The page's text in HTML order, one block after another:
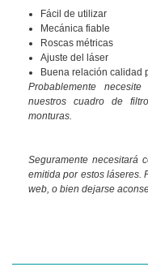
Fácil de utilizar
Mecánica fiable
Roscas métricas
Ajuste del láser
Buena relación calidad
Probablemente
nuestros cuadro de
monturas.
Seguramente necesitará
emitida por estos láseres.
web, o bien dejarse